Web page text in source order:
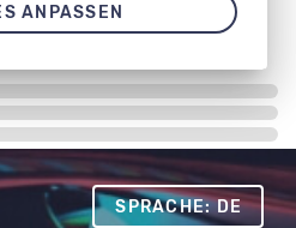
SPRACHE: DE
ANPASSEN